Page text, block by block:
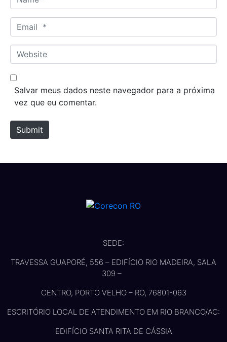
a
m
*
m
a
*
W
e
b
e
Salvar meus dados neste navegador para a próxima
vez que eu comentar.
Submit
SEDE:
TRAVESSA GUAPORÉ, 556 – EDIFÍCIO RIO MADEIRA, SALA
309 –
CENTRO, PORTO VELHO – RO, 76801-063
ESCRITÓRIO LOCAL DE ATENDIMENTO EM RIO BRANCO/AC:
EDIFÍCIO SANTA RITA DE CÁSSIA